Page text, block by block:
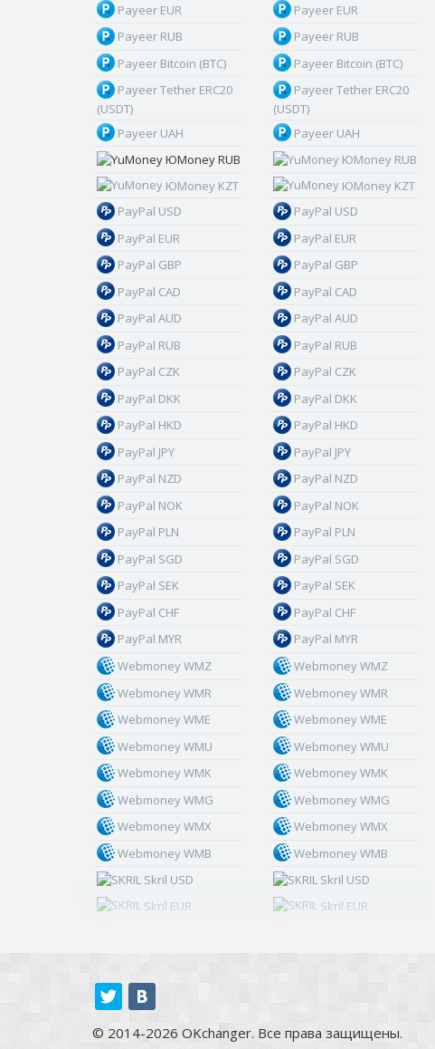
Payeer EUR
Payeer RUB
Payeer Bitcoin (BTC)
Payeer Tether ERC20
(USDT)
Payeer UAH
ЮMoney RUB
ЮMoney KZT
PayPal USD
PayPal EUR
PayPal GBP
PayPal CAD
PayPal AUD
PayPal RUB
PayPal CZK
PayPal DKK
PayPal HKD
PayPal JPY
PayPal NZD
PayPal NOK
PayPal PLN
PayPal SGD
PayPal SEK
PayPal CHF
PayPal MYR
Webmoney WMZ
Webmoney WMR
Webmoney WME
Webmoney WMU
Webmoney WMK
Webmoney WMG
Webmoney WMX
Webmoney WMB
Skril USD
Skril EUR
Skril GBP
Skril AUD
Skril NOK
Payeer EUR
Payeer RUB
Payeer Bitcoin (BTC)
Payeer Tether ERC20
(USDT)
Payeer UAH
ЮMoney RUB
ЮMoney KZT
PayPal USD
PayPal EUR
PayPal GBP
PayPal CAD
PayPal AUD
PayPal RUB
PayPal CZK
PayPal DKK
PayPal HKD
PayPal JPY
PayPal NZD
PayPal NOK
PayPal PLN
PayPal SGD
PayPal SEK
PayPal CHF
PayPal MYR
Webmoney WMZ
Webmoney WMR
Webmoney WME
Webmoney WMU
Webmoney WMK
Webmoney WMG
Webmoney WMX
Webmoney WMB
Skril USD
Skril EUR
Skril NOK
© 2014-2026 OKchanger. Все права защищены.